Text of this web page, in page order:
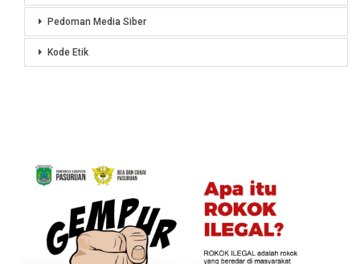
Pedoman Media Siber
Kode Etik